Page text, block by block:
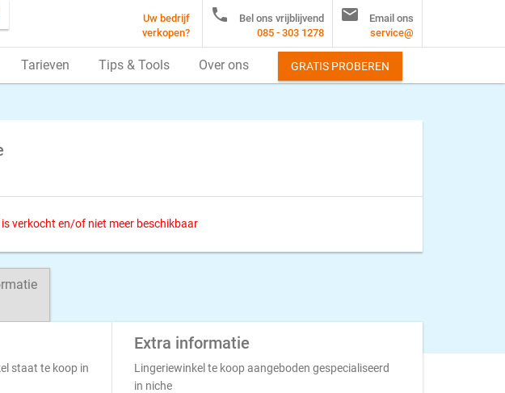
verkocht en/of niet meer beschikbaar
staat te koop in
Extra informatie
Lingeriewinkel te koop aangeboden gespecialiseerd
in niche
Uw bedrijf
verkopen?

Bel ons vrijblijvend
085 - 303 1278

Email ons
service@
Tarieven Tips & Tools Over ons GRATIS PROBEREN